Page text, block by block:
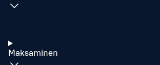
Maksaminen